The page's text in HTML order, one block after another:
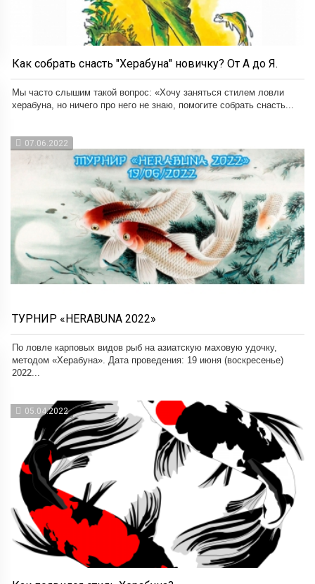
Как собрать снасть "Херабуна" новичку? От А до Я.
Мы часто слышим такой вопрос: «Хочу заняться стилем ловли
херабуна, но ничего про него не знаю, помогите собрать снасть...
07.06.2022
ТУРНИР «HERABUNA 2022»
По ловле карповых видов рыб на азиатскую маховую удочку,
методом «Херабуна». Дата проведения: 19 июня (воскресенье)
2022...
05.04.2022